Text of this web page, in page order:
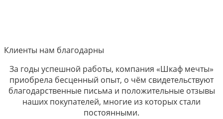
Клиенты нам благодарны
За годы успешной работы, компания «Шкаф мечты»
приобрела бесценный опыт, о чём свидетельствуют
благодарственные письма и положительные отзывы
наших покупателей, многие из которых стали
постоянными.